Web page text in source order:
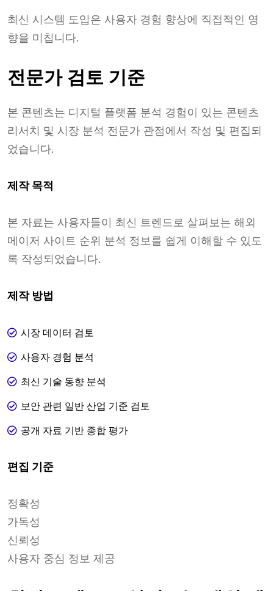
최신 시스템 도입은 사용자 경험 향상에 직접적인 영
향을 미칩니다.
전문가 검토 기준
본 콘텐츠는 디지털 플랫폼 분석 경험이 있는 콘텐츠
리서치 및 시장 분석 전문가 관점에서 작성 및 편집되
었습니다.
제작 목적
본 자료는 사용자들이 최신 트렌드로 살펴보는 해외
메이저 사이트 순위 분석 정보를 쉽게 이해할 수 있도
록 작성되었습니다.
제작 방법
시장 데이터 검토
사용자 경험 분석
최신 기술 동향 분석
보안 관련 일반 산업 기준 검토
공개 자료 기반 종합 평가
편집 기준
정확성
가독성
신뢰성
사용자 중심 정보 제공